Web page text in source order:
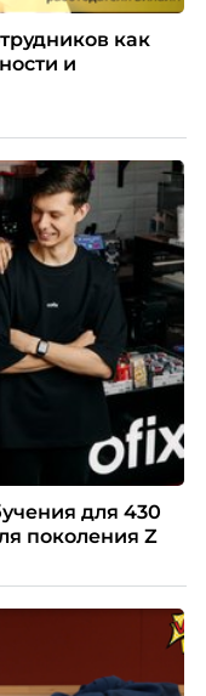
как
и
для 430
поколения Z